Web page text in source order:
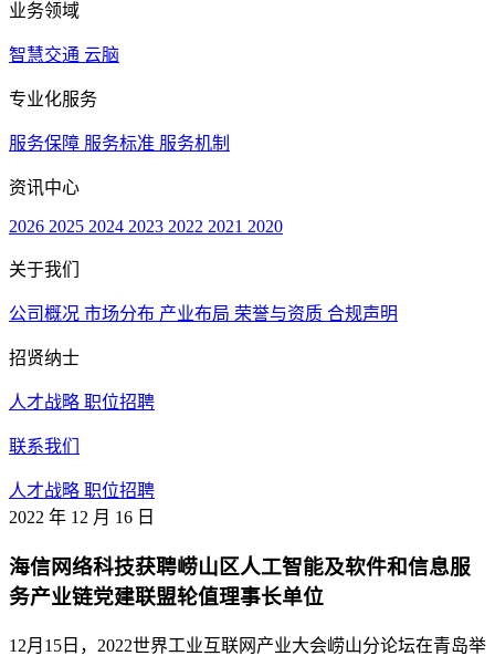
业务领域
智慧交通 云脑
专业化服务
服务保障 服务标准 服务机制
资讯中心
2026 2025 2024 2023 2022 2021 2020
关于我们
公司概况 市场分布 产业布局 荣誉与资质 合规声明
招贤纳士
人才战略 职位招聘
联系我们
人才战略 职位招聘
2022 年 12 月 16 日
海信网络科技获聘崂山区人工智能及软件和信息服
务产业链党建联盟轮值理事长单位
12月15日，2022世界工业互联网产业大会崂山分论坛在青岛举